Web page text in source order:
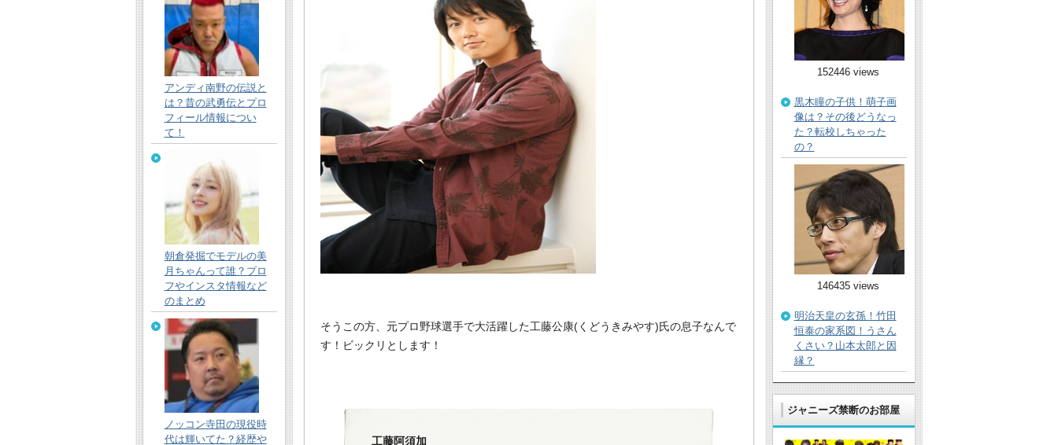
そうこの方、元プロ野球選手で大活躍した工藤公康(くどうきみやす)氏の息子なんで
す！ビックリとします！
工藤阿須加
アンディ南野の伝説と
は？昔の武勇伝とプロ
フィール情報につい
て！
朝倉発掘でモデルの美
月ちゃんって誰？プロ
フやインスタ情報など
のまとめ
ノッコン寺田の現役時
代は輝いてた？経歴や
152446 views
黒木瞳の子供！萌子画
像は？その後どうなっ
た？転校しちゃった
の？
146435 views
明治天皇の玄孫！竹田
恒泰の家系図！うさん
くさい？山本太郎と因
縁？
ジャニーズ禁断のお部屋